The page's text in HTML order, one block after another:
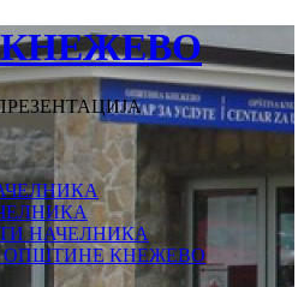
НАЧЕЛНИКА
ОПШТИНЕ КНЕЖЕВО